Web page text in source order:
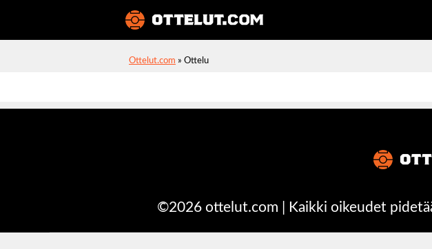
Ottelut.com » Ottelu
©2026 ottelut.com | Kaikki oikeudet